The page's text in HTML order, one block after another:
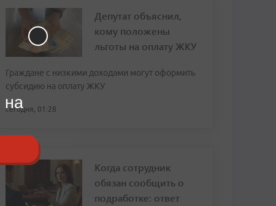
Депутат объяснил,
кому положены
льготы на оплату ЖКУ
Граждане с низкими доходами могут оформить
субсидию на оплату ЖКУ
сегодня, 01:28
Когда сотрудник
обязан сообщить о
подработке: ответ
на